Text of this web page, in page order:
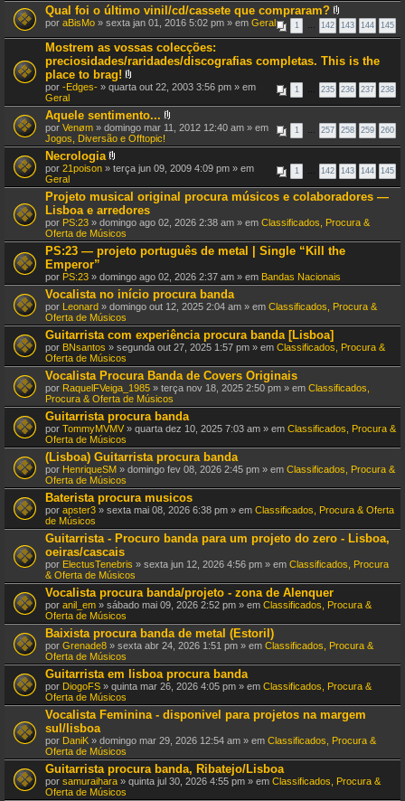
s
)
Qual foi o último vinil/cd/cassete que compraram?
A
n
e
o
s
)
1 142 143 144 145
por aBisMo » sexta jan 01, 2016 5:02 pm » em Geral
Mostrem as vossas colecções:
preciosidades/raridades/discografias completas. This is the
place to brag!
A
e
x
o
(
s
1 235 236 237 238
por -Edges- » quarta out 22, 2003 3:56 pm » em
Geral
Aquele sentimento...
A
n
e
o
s
)
1 257 258 259 260
por Venøm » domingo mar 11, 2012 12:40 am » em
Jogos, Diversão e Offtopic!
Necrologia
A
e
x
o
(
s
)
1 142 143 144 145
por 21poison » terça jun 09, 2009 4:09 pm » em
Geral
Projeto musical original procura músicos e colaboradores —
Lisboa e arredores
por PS:23 » domingo ago 02, 2026 2:38 am » em Classificados, Procura &
Oferta de Músicos
PS:23 — projeto português de metal | Single “Kill the
Emperor”
por PS:23 » domingo ago 02, 2026 2:37 am » em Bandas Nacionais
Vocalista no início procura banda
por Leonard » domingo out 12, 2025 2:04 am » em Classificados, Procura &
Oferta de Músicos
Guitarrista com experiência procura banda [Lisboa]
por BNsantos » segunda out 27, 2025 1:57 pm » em Classificados, Procura &
Oferta de Músicos
Vocalista Procura Banda de Covers Originais
por RaquelFVeiga_1985 » terça nov 18, 2025 2:50 pm » em Classificados,
Procura & Oferta de Músicos
Guitarrista procura banda
por TommyMVMV » quarta dez 10, 2025 7:03 am » em Classificados, Procura &
Oferta de Músicos
(Lisboa) Guitarrista procura banda
por HenriqueSM » domingo fev 08, 2026 2:45 pm » em Classificados, Procura &
Oferta de Músicos
Baterista procura musicos
por apster3 » sexta mai 08, 2026 6:38 pm » em Classificados, Procura & Oferta
de Músicos
Guitarrista - Procuro banda para um projeto do zero - Lisboa,
oeiras/cascais
por ElectusTenebris » sexta jun 12, 2026 4:56 pm » em Classificados, Procura
& Oferta de Músicos
Vocalista procura banda/projeto - zona de Alenquer
por anil_em » sábado mai 09, 2026 2:52 pm » em Classificados, Procura &
Oferta de Músicos
Baixista procura banda de metal (Estoril)
por Grenade8 » sexta abr 24, 2026 1:51 pm » em Classificados, Procura &
Oferta de Músicos
Guitarrista em lisboa procura banda
por DiogoFS » quinta mar 26, 2026 4:05 pm » em Classificados, Procura &
Oferta de Músicos
Vocalista Feminina - disponivel para projetos na margem
sul/lisboa
por DaniK » domingo mar 29, 2026 12:54 am » em Classificados, Procura &
Oferta de Músicos
Guitarrista procura banda, Ribatejo/Lisboa
por samuraihara » quinta jul 30, 2026 4:55 pm » em Classificados, Procura &
Oferta de Músicos